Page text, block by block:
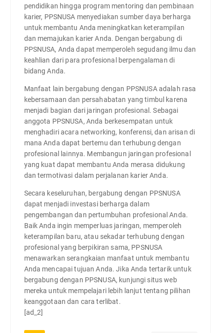
pendidikan hingga program mentoring dan pembinaan
karier, PPSNUSA menyediakan sumber daya berharga
untuk membantu Anda meningkatkan keterampilan
dan memajukan karier Anda. Dengan bergabung di
PPSNUSA, Anda dapat memperoleh segudang ilmu dan
keahlian dari para profesional berpengalaman di
bidang Anda.
Manfaat lain bergabung dengan PPSNUSA adalah rasa
kebersamaan dan persahabatan yang timbul karena
menjadi bagian dari jaringan profesional. Sebagai
anggota PPSNUSA, Anda berkesempatan untuk
menghadiri acara networking, konferensi, dan arisan di
mana Anda dapat bertemu dan terhubung dengan
profesional lainnya. Membangun jaringan profesional
yang kuat dapat membantu Anda merasa didukung
dan termotivasi dalam perjalanan karier Anda.
Secara keseluruhan, bergabung dengan PPSNUSA
dapat menjadi investasi berharga dalam
pengembangan dan pertumbuhan profesional Anda.
Baik Anda ingin memperluas jaringan, memperoleh
keterampilan baru, atau sekadar terhubung dengan
profesional yang berpikiran sama, PPSNUSA
menawarkan serangkaian manfaat untuk membantu
Anda mencapai tujuan Anda. Jika Anda tertarik untuk
bergabung dengan PPSNUSA, kunjungi situs web
mereka untuk mempelajari lebih lanjut tentang pilihan
keanggotaan dan cara terlibat.
[ad_2]